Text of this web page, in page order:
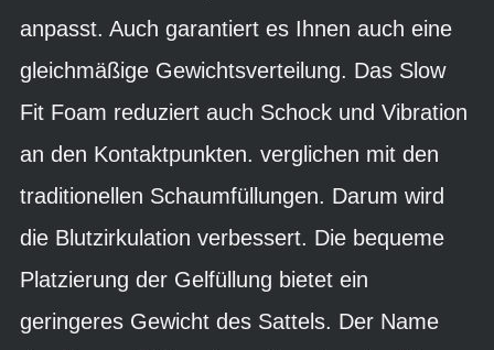
anpasst. Auch garantiert es Ihnen auch eine
gleichmäßige Gewichtsverteilung. Das Slow
Fit Foam reduziert auch Schock und Vibration
an den Kontaktpunkten. verglichen mit den
traditionellen Schaumfüllungen. Darum wird
die Blutzirkulation verbessert. Die bequeme
Platzierung der Gelfüllung bietet ein
geringeres Gewicht des Sattels. Der Name